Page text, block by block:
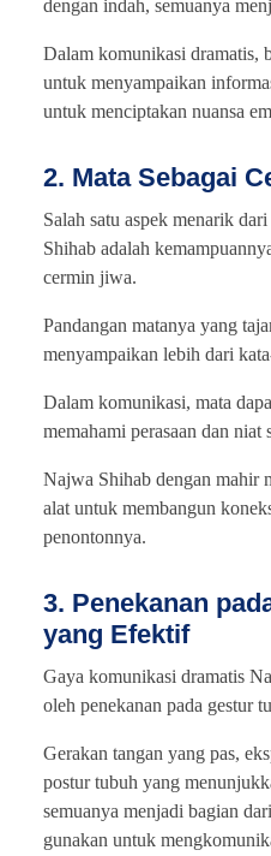
dengan indah, semuanya
Dalam komunikasi dramatis,
untuk menyampaikan
untuk menciptakan nuansa
2. Mata Sebagai
Salah satu aspek menarik
Shihab adalah
cermin jiwa.
Pandangan matanya yang
menyampaikan lebih dari
Dalam komunikasi, mata
memahami perasaan dan niat
Najwa Shihab dengan mahir
alat untuk membangun
penontonnya.
3. Penekanan
yang Efektif
Gaya komunikasi dramatis
oleh penekanan pada gestur
Gerakan tangan yang pas,
postur tubuh yang
semuanya menjadi bagian
gunakan untuk